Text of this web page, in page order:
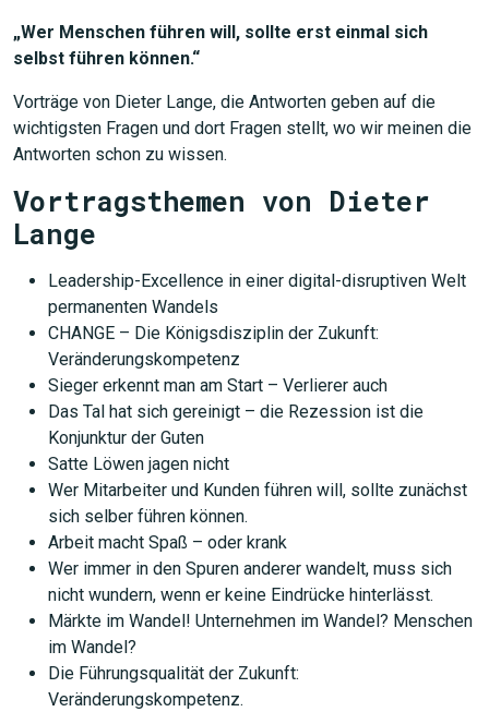
„Wer Menschen führen will, sollte erst einmal sich
selbst führen können.“
Vorträge von Dieter Lange, die Antworten geben auf die
wichtigsten Fragen und dort Fragen stellt, wo wir meinen die
Antworten schon zu wissen.
Vortragsthemen von Dieter
Lange
Leadership-Excellence in einer digital-disruptiven Welt
permanenten Wandels
CHANGE – Die Königsdisziplin der Zukunft:
Veränderungskompetenz
Sieger erkennt man am Start – Verlierer auch
Das Tal hat sich gereinigt – die Rezession ist die
Konjunktur der Guten
Satte Löwen jagen nicht
Wer Mitarbeiter und Kunden führen will, sollte zunächst
sich selber führen können.
Arbeit macht Spaß – oder krank
Wer immer in den Spuren anderer wandelt, muss sich
nicht wundern, wenn er keine Eindrücke hinterlässt.
Märkte im Wandel! Unternehmen im Wandel? Menschen
im Wandel?
Die Führungsqualität der Zukunft:
Veränderungskompetenz.